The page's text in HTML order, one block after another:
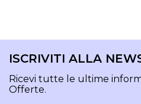
ISCRIVITI ALLA
Ricevi tutte le ultime
Offerte.